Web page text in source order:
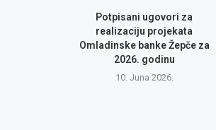
Potpisani ugovori za
realizaciju projekata
Omladinske banke Žepče za
2026. godinu
10. Juna 2026.